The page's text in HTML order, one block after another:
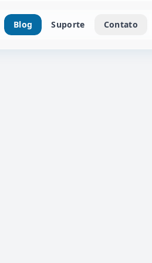
Blog Suporte Contato